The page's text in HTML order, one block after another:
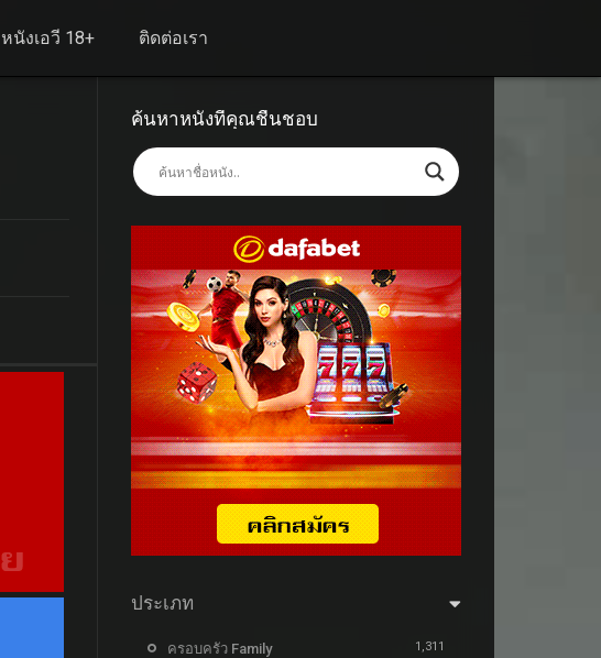
หนังเอวี 18+ ติดต่อเรา
ค้นหาหนังที่คุณชื่นชอบ
ประเภท
ครอบครัว Family 1,311